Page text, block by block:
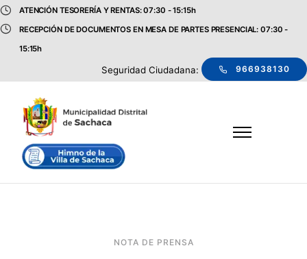
ATENCIÓN TESORERÍA Y RENTAS: 07:30 - 15:15h
RECEPCIÓN DE DOCUMENTOS EN MESA DE PARTES PRESENCIAL: 07:30 -
15:15h
Seguridad Ciudadana: 966938130
NOTA DE PRENSA